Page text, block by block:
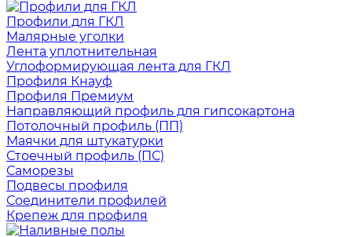
Профили для ГКЛ
Малярные уголки
Лента уплотнительная
Углоформирующая лента для ГКЛ
Профиля Кнауф
Профиля Премиум
Направляющий профиль для гипсокартона
Потолочный профиль (ПП)
Маячки для штукатурки
Стоечный профиль (ПС)
Саморезы
Подвесы профиля
Соединители профилей
Крепеж для профиля